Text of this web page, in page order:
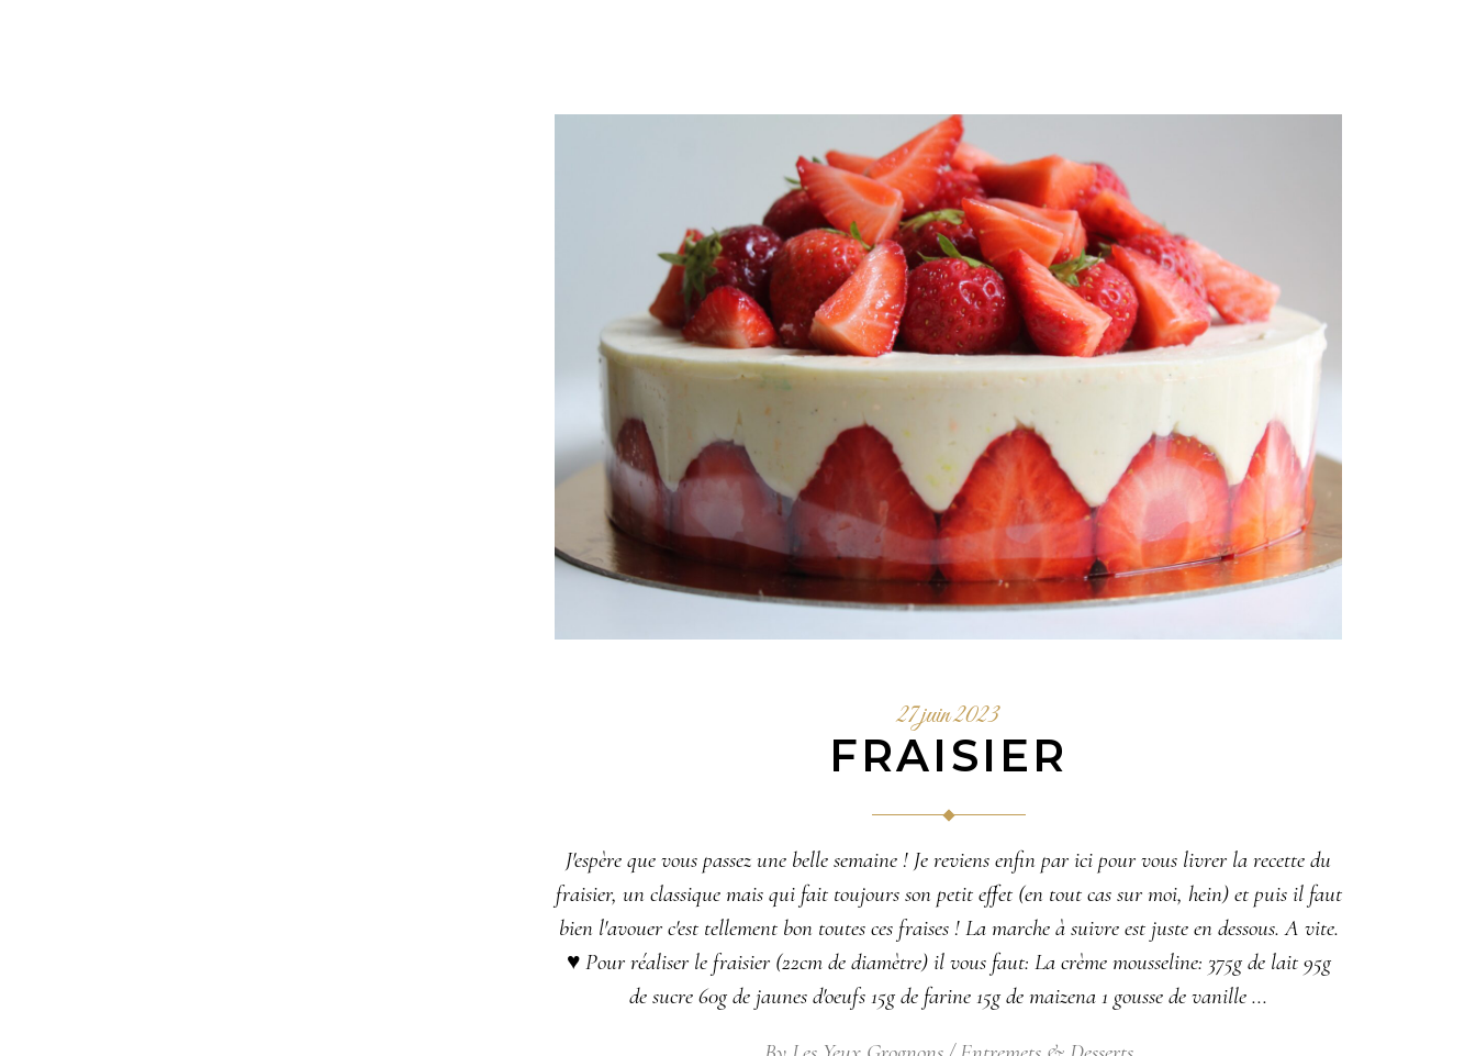
27 juin 2023
FRAISIER
J'espère que vous passez une belle semaine ! Je reviens enfin par ici pour vous livrer la recette du
fraisier, un classique mais qui fait toujours son petit effet (en tout cas sur moi, hein) et puis il faut
bien l'avouer c'est tellement bon toutes ces fraises ! La marche à suivre est juste en dessous. A vite.
♥ Pour réaliser le fraisier (22cm de diamètre) il vous faut: La crème mousseline: 375g de lait 95g
de sucre 60g de jaunes d'oeufs 15g de farine 15g de maizena 1 gousse de vanille